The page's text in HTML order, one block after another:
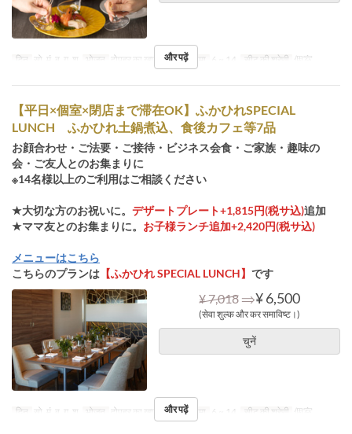
दिन सो, मं, बु, गु, शु भोजन दोपहर का खाना आदेश सीमा 6 ~ 14 सीट की श्रेणी 個室
और पढ़ें
【平日×個室×閉店まで滞在OK】ふかひれSPECIAL
LUNCH ふかひれ土鍋煮込、食後カフェ等7品
お顔合わせ・ご法要・ご接待・ビジネス会食・ご家族・趣味の
会・ご友人とのお集まりに
※14名様以上のご利用はご相談ください
★大切な方のお祝いに。 デザートプレート+1,815円(税サ込)追加
★ママ友とのお集まりに。 お子様ランチ追加+2,420円(税サ込)
メニューはこちら
こちらのプランは 【ふかひれ SPECIAL LUNCH】 です
¥ 7,018 ⇒¥ 6,500
(सेवा शुल्क और कर समाविष्ट।)
चुनें
दिन सो, मं, बु, गु, शु भोजन दोपहर का खाना आदेश सीमा 6 ~ 14 सीट की श्रेणी 個室
और पढ़ें